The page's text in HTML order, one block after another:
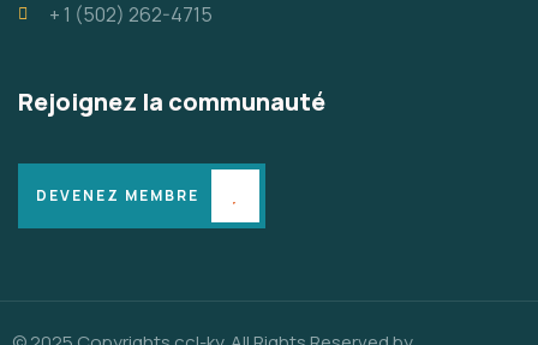
+ 1 (502) 262-4715
Rejoignez la communauté
DEVENEZ MEMBRE